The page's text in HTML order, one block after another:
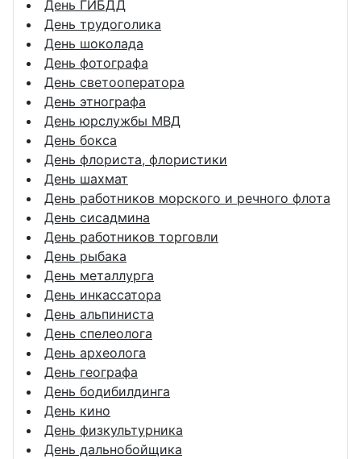
День ГИБДД
День трудоголика
День шоколада
День фотографа
День светооператора
День этнографа
День юрслужбы МВД
День бокса
День флориста, флористики
День шахмат
День работников морского и речного флота
День сисадмина
День работников торговли
День рыбака
День металлурга
День инкассатора
День альпиниста
День спелеолога
День археолога
День географа
День бодибилдинга
День кино
День физкультурника
День дальнобойщика